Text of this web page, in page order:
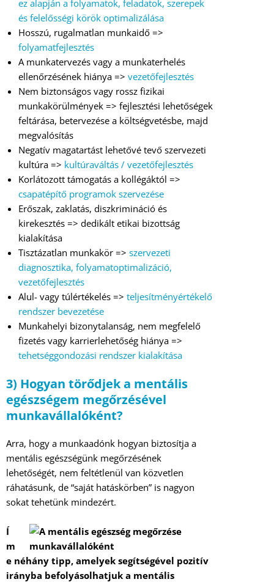
ez alapján a folyamatok, feladatok, szerepek
és felelősségi körök optimalizálása
Hosszú, rugalmatlan munkaidő =>
folyamatfejlesztés
A munkatervezés vagy a munkaterhelés
ellenőrzésének hiánya => vezetőfejlesztés
Nem biztonságos vagy rossz fizikai
munkakörülmények => fejlesztési lehetőségek
feltárása, betervezése a költségvetésbe, majd
megvalósítás
Negatív magatartást lehetővé tevő szervezeti
kultúra => kultúraváltás / vezetőfejlesztés
Korlátozott támogatás a kollégáktól =>
csapatépítő programok szervezése
Erőszak, zaklatás, diszkrimináció és
kirekesztés => dedikált etikai bizottság
kialakítása
Tisztázatlan munkakör => szervezeti
diagnosztika, folyamatoptimalizáció,
vezetőfejlesztés
Alul- vagy túlértékelés => teljesítményértékelő
rendszer bevezetése
Munkahelyi bizonytalanság, nem megfelelő
fizetés vagy karrierlehetőség hiánya =>
tehetséggondozási rendszer kialakítása
3) Hogyan törődjek a mentális
egészségem megőrzésével
munkavállalóként?
Arra, hogy a munkaadónk hogyan biztosítja a
mentális egészségünk megőrzésének
lehetőségét, nem feltétlenül van közvetlen
ráhatásunk, de “saját hatáskörben” is nagyon
sokat tehetünk mindezért.
Í
m
e néhány tipp, amelyek segítségével pozitív
irányba befolyásolhatjuk a mentális